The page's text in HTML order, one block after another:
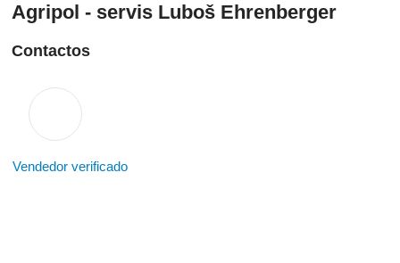
Agripol - servis Luboš Ehrenberger
Contactos
Vendedor verificado